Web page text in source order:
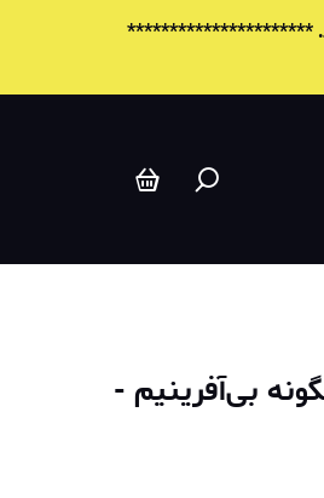
**********************
بی‌آفرینیم -